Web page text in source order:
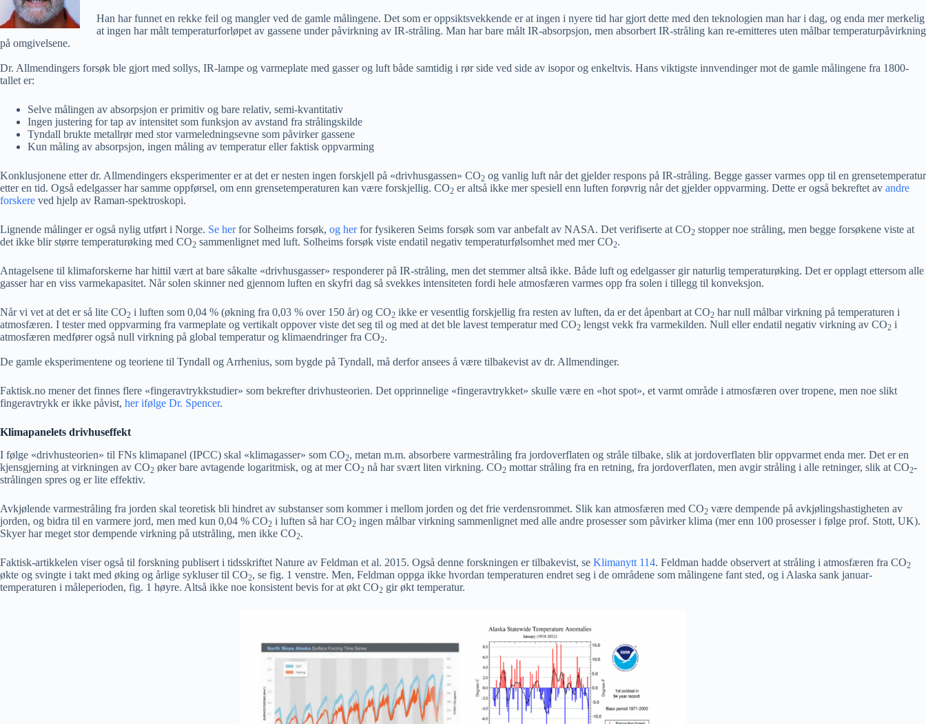
Han har funnet en rekke feil og mangler ved de gamle målingene. Det som er oppsiktsvekkende er at ingen i nyere tid har gjort dette med den teknologien man har i dag, og enda mer merkelig
at ingen har målt temperaturforløpet av gassene under påvirkning av IR-stråling. Man har bare målt IR-absorpsjon, men absorbert IR-stråling kan re-emitteres uten målbar temperaturpåvirkning
på omgivelsene.
Dr. Allmendingers forsøk ble gjort med sollys, IR-lampe og varmeplate med gasser og luft både samtidig i rør side ved side av isopor og enkeltvis. Hans viktigste innvendinger mot de gamle målingene fra 1800-
tallet er:
Selve målingen av absorpsjon er primitiv og bare relativ, semi-kvantitativ
Ingen justering for tap av intensitet som funksjon av avstand fra strålingskilde
Tyndall brukte metallrør med stor varmeledningsevne som påvirker gassene
Kun måling av absorpsjon, ingen måling av temperatur eller faktisk oppvarming
Konklusjonene etter dr. Allmendingers eksperimenter er at det er nesten ingen forskjell på «drivhusgassen» CO2 og vanlig luft når det gjelder respons på IR-stråling. Begge gasser varmes opp til en grensetemperatur
etter en tid. Også edelgasser har samme oppførsel, om enn grensetemperaturen kan være forskjellig. CO2 er altså ikke mer spesiell enn luften forøvrig når det gjelder oppvarming. Dette er også bekreftet av andre
forskere ved hjelp av Raman-spektroskopi.
Lignende målinger er også nylig utført i Norge. Se herfor Solheims forsøk, og herfor fysikeren Seims forsøk som var anbefalt av NASA. Det verifiserte at CO2 stopper noe stråling, men begge forsøkene viste at
det ikke blir større temperaturøking med CO2 sammenlignet med luft. Solheims forsøk viste endatil negativ temperaturfølsomhet med mer CO2.
Antagelsene til klimaforskerne har hittil vært at bare såkalte «drivhusgasser» responderer på IR-stråling, men det stemmer altså ikke. Både luft og edelgasser gir naturlig temperaturøking. Det er opplagt ettersom alle
gasser har en viss varmekapasitet. Når solen skinner ned gjennom luften en skyfri dag så svekkes intensiteten fordi hele atmosfæren varmes opp fra solen i tillegg til konveksjon.
Når vi vet at det er så lite CO2 i luften som 0,04 % (økning fra 0,03 % over 150 år) og CO2 ikke er vesentlig forskjellig fra resten av luften, da er det åpenbart at CO2 har null målbar virkning på temperaturen i
atmosfæren. I tester med oppvarming fra varmeplate og vertikalt oppover viste det seg til og med at det ble lavest temperatur med CO2 lengst vekk fra varmekilden. Null eller endatil negativ virkning av CO2 i
atmosfæren medfører også null virkning på global temperatur og klimaendringer fra CO2.
De gamle eksperimentene og teoriene til Tyndall og Arrhenius, som bygde på Tyndall, må derfor ansees å være tilbakevist av dr. Allmendinger.
Faktisk.no mener det finnes flere «fingeravtrykkstudier» som bekrefter drivhusteorien. Det opprinnelige «fingeravtrykket» skulle være en «hot spot», et varmt område i atmosfæren over tropene, men noe slikt
fingeravtrykk er ikke påvist, her ifølge Dr. Spencer.
Klimapanelets drivhuseffekt
I følge «drivhusteorien» til FNs klimapanel (IPCC) skal «klimagasser» som CO2, metan m.m. absorbere varmestråling fra jordoverflaten og stråle tilbake, slik at jordoverflaten blir oppvarmet enda mer. Det er en
kjensgjerning at virkningen av CO2 øker bare avtagende logaritmisk, og at mer CO2 nå har svært liten virkning. CO2 mottar stråling fra en retning, fra jordoverflaten, men avgir stråling i alle retninger, slik at CO2-
strålingen spres og er lite effektiv.
Avkjølende varmestråling fra jorden skal teoretisk bli hindret av substanser som kommer i mellom jorden og det frie verdensrommet. Slik kan atmosfæren med CO2 være dempende på avkjølingshastigheten av
jorden, og bidra til en varmere jord, men med kun 0,04 % CO2 i luften så har CO2 ingen målbar virkning sammenlignet med alle andre prosesser som påvirker klima (mer enn 100 prosesser i følge prof. Stott, UK).
Skyer har meget stor dempende virkning på utstråling, men ikke CO2.
Faktisk-artikkelen viser også til forskning publisert i tidsskriftet Nature av Feldman et al. 2015. Også denne forskningen er tilbakevist, se Klimanytt 114. Feldman hadde observert at stråling i atmosfæren fra CO2
økte og svingte i takt med øking og årlige sykluser til CO2, se fig. 1 venstre. Men, Feldman oppga ikke hvordan temperaturen endret seg i de områdene som målingene fant sted, og i Alaska sank januar-
temperaturen i måleperioden, fig. 1 høyre. Altså ikke noe konsistent bevis for at økt CO2 gir økt temperatur.